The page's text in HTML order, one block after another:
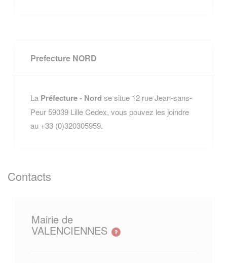
Prefecture NORD
La Préfecture - Nord se situe 12 rue Jean-sans-
Peur 59039 Lille Cedex, vous pouvez les joindre
au +33 (0)320305959.
Contacts
Mairie de
VALENCIENNES